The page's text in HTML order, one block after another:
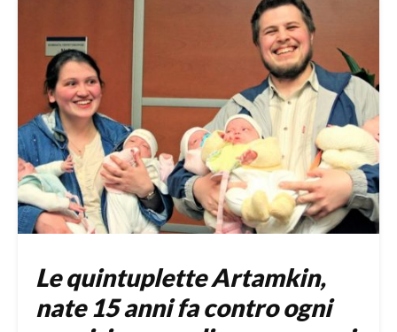
Le quintuplette Artamkin,
nate 15 anni fa contro ogni